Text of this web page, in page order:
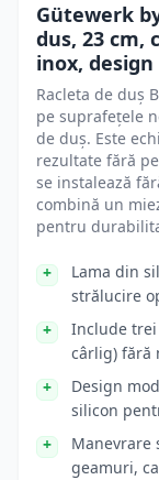
Gütewerk
dus, 23 cm,
inox,
Racleta de duș
pe suprafețele
de duș. Este
rezultate fără
se instalează
combină un
pentru
Lama din
strălucire
Include
cârlig) fără
Design
silicon
Manevrare
geamuri,